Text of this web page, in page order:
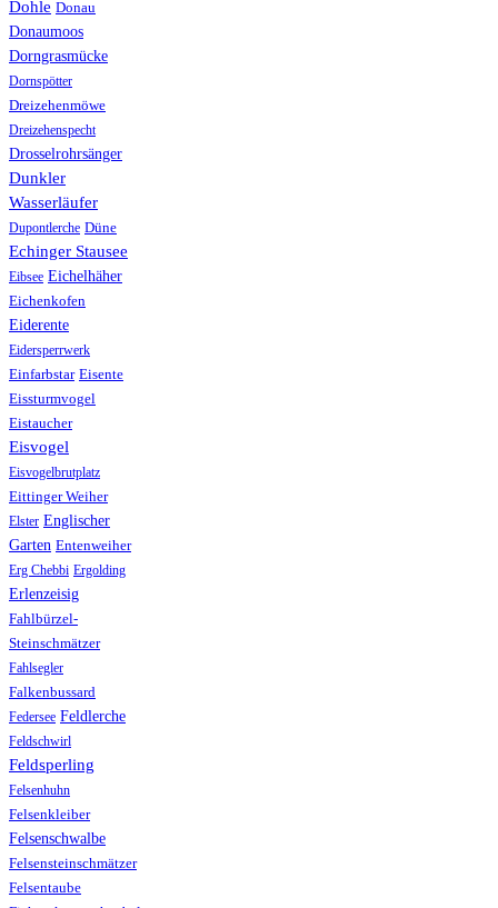
Dohle Donau
Donaumoos
Dorngrasmücke
Dornspötter
Dreizehenmöwe
Dreizehenspecht
Drosselrohrsänger
Dunkler
Wasserläufer
Dupontlerche Düne
Echinger Stausee
Eibsee Eichelhäher
Eichenkofen
Eiderente
Eidersperrwerk
Einfarbstar Eisente
Eissturmvogel
Eistaucher
Eisvogel
Eisvogelbrutplatz
Eittinger Weiher
Elster Englischer
Garten Entenweiher
Erg Chebbi Ergolding
Erlenzeisig
Fahlbürzel-
Steinschmätzer
Fahlsegler
Falkenbussard
Federsee Feldlerche
Feldschwirl
Feldsperling
Felsenhuhn
Felsenkleiber
Felsenschwalbe
Felsensteinschmätzer
Felsentaube